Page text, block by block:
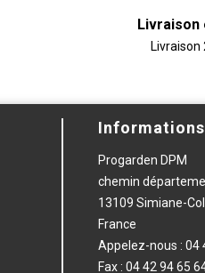
Livraison
Livraison
Informations
Progarden DPM
chemin
13109 Simiane-
France
Appelez-nous : 04
Fax : 04 42 94 65